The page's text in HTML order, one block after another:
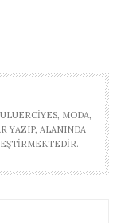
MODA,
YAZIP, ALANINDA